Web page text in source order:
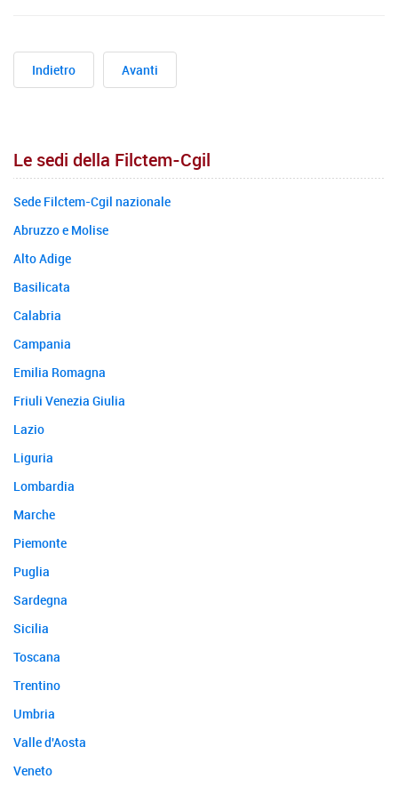
Indietro Avanti
Le sedi della Filctem-Cgil
Sede Filctem-Cgil nazionale
Abruzzo e Molise
Alto Adige
Basilicata
Calabria
Campania
Emilia Romagna
Friuli Venezia Giulia
Lazio
Liguria
Lombardia
Marche
Piemonte
Puglia
Sardegna
Sicilia
Toscana
Trentino
Umbria
Valle d'Aosta
Veneto